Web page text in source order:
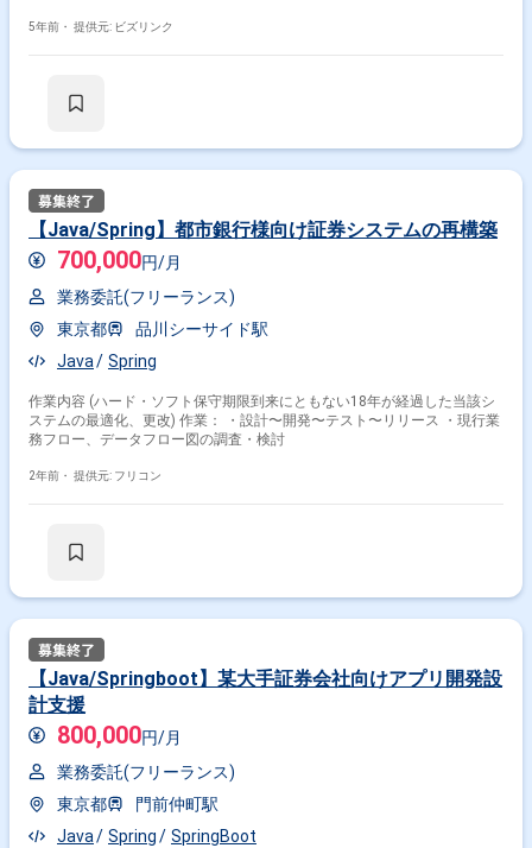
5年前・ 提供元: ビズリンク
【Java/Spring】都市銀行様向け証券システムの再構築
700,000円/月
業務委託(フリーランス)
東京都
品川シーサイド駅
Java
Spring
作業内容 (ハード・ソフト保守期限到来にともない18年が経過した当該シ
ステムの最適化、更改) 作業： ・設計〜開発〜テスト〜リリース ・現行業
務フロー、データフロー図の調査・検討
2年前・ 提供元: フリコン
【Java/Springboot】某大手証券会社向けアプリ開発設
計支援
800,000円/月
業務委託(フリーランス)
東京都
門前仲町駅
Java
Spring SpringBoot